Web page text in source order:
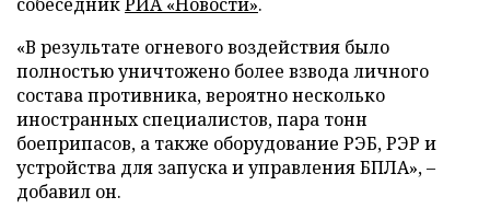
«В результате огневого воздействия было
полностью уничтожено более взвода личного
состава противника, вероятно несколько
иностранных специалистов, пара тонн
боеприпасов, а также оборудование РЭБ, РЭР и
устройства для запуска и управления БПЛА», –
добавил он.